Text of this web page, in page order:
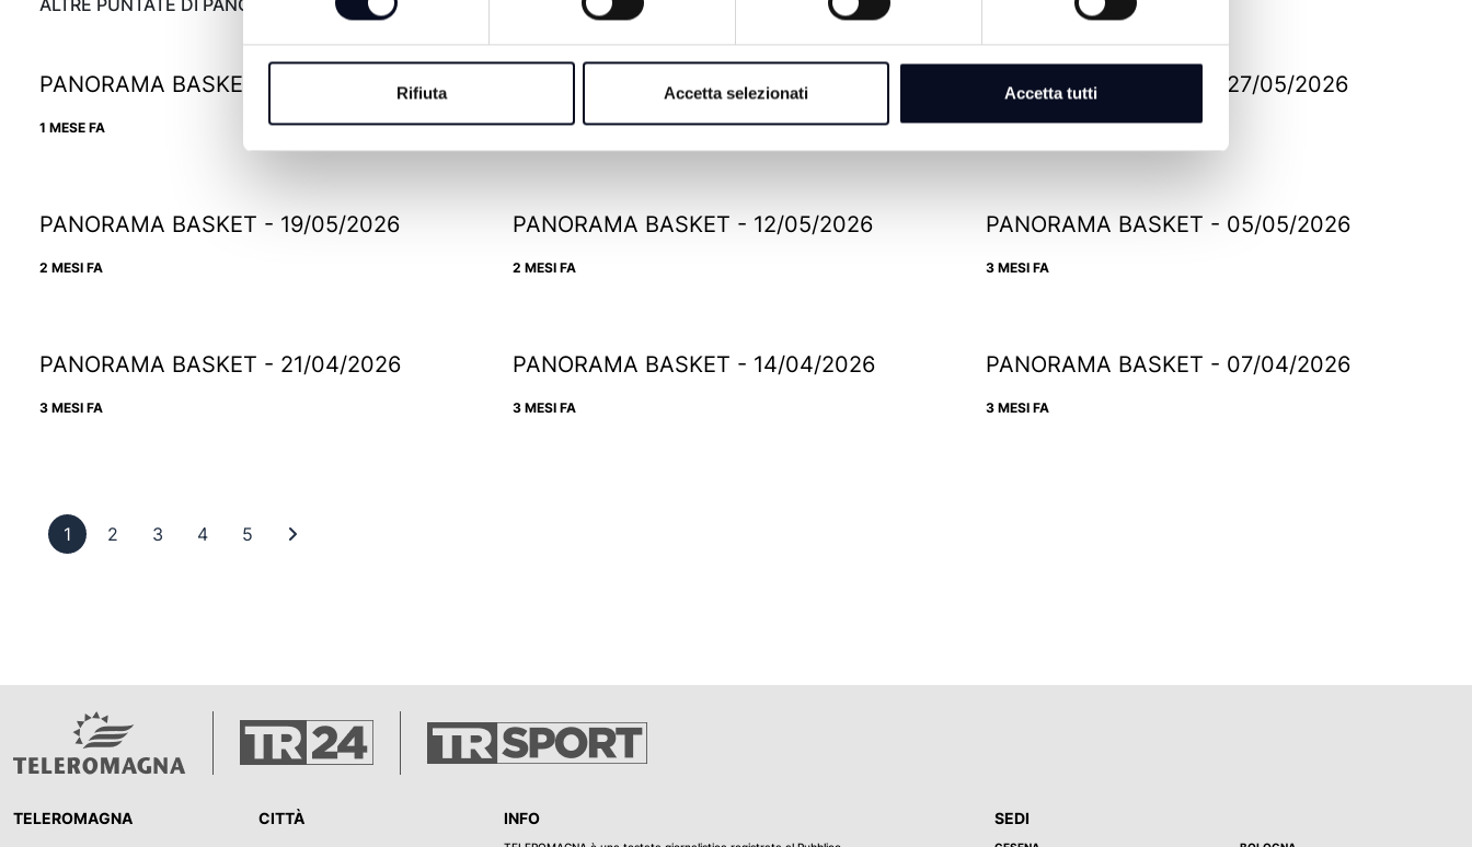
Rifiuta Accetta selezionati Accetta tutti
PANORAMA BASKET - 10/06/2026
1 MESE FA
PANORAMA BASKET - 02/06/2026
2 MESI FA
PANORAMA BASKET - 27/05/2026
2 MESI FA
PANORAMA BASKET - 19/05/2026
2 MESI FA
PANORAMA BASKET - 12/05/2026
2 MESI FA
PANORAMA BASKET - 05/05/2026
3 MESI FA
PANORAMA BASKET - 21/04/2026
3 MESI FA
PANORAMA BASKET - 14/04/2026
3 MESI FA
PANORAMA BASKET - 07/04/2026
3 MESI FA
1 Pagina 1
2 Pagina 2
3 Pagina 3
4Pagina 4
5 Pagina 5
TELEROMAGNA CITTÀ INFO SEDI